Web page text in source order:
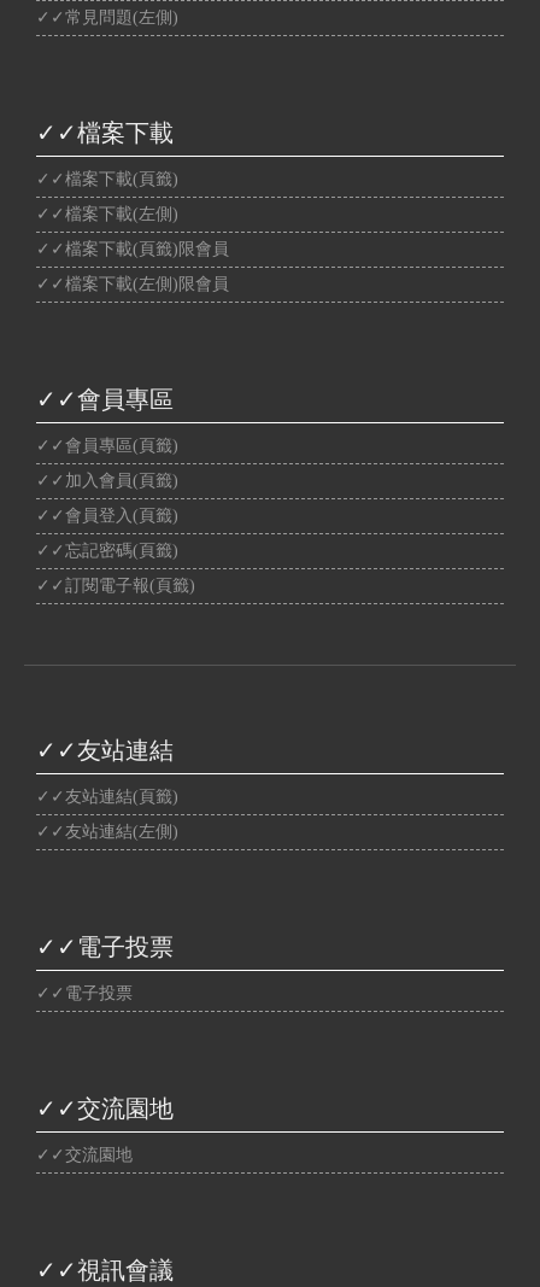
✓✓常見問題(左側)
✓✓檔案下載
✓✓檔案下載(頁籤)
✓✓檔案下載(左側)
✓✓檔案下載(頁籤)限會員
✓✓檔案下載(左側)限會員
✓✓會員專區
✓✓會員專區(頁籤)
✓✓加入會員(頁籤)
✓✓會員登入(頁籤)
✓✓忘記密碼(頁籤)
✓✓訂閱電子報(頁籤)
✓✓友站連結
✓✓友站連結(頁籤)
✓✓友站連結(左側)
✓✓電子投票
✓✓電子投票
✓✓交流園地
✓✓交流園地
✓✓視訊會議